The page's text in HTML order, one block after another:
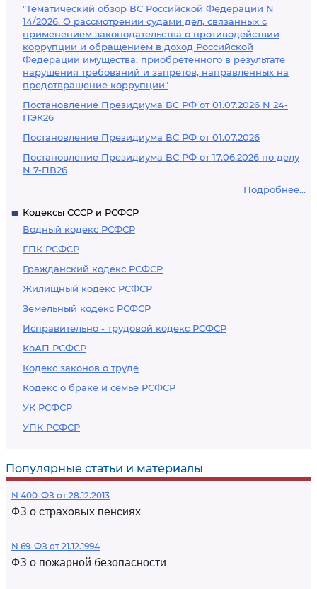
"Тематический обзор ВС Российской Федерации N
14/2026. О рассмотрении судами дел, связанных с
применением законодательства о противодействии
коррупции и обращением в доход Российской
Федерации имущества, приобретенного в результате
нарушения требований и запретов, направленных на
предотвращение коррупции"
Постановление Президиума ВС РФ от 01.07.2026 N 24-
ПЭК26
Постановление Президиума ВС РФ от 01.07.2026
Постановление Президиума ВС РФ от 17.06.2026 по делу
N 7-ПВ26
Подробнее...
Кодексы СССР и РСФСР
Водный кодекс РСФСР
ГПК РСФСР
Гражданский кодекс РСФСР
Жилищный кодекс РСФСР
Земельный кодекс РСФСР
Исправительно - трудовой кодекс РСФСР
КоАП РСФСР
Кодекс законов о труде
Кодекс о браке и семье РСФСР
УК РСФСР
УПК РСФСР
Популярные статьи и материалы
N 400-ФЗ от 28.12.2013
ФЗ о страховых пенсиях
N 69-ФЗ от 21.12.1994
ФЗ о пожарной безопасности